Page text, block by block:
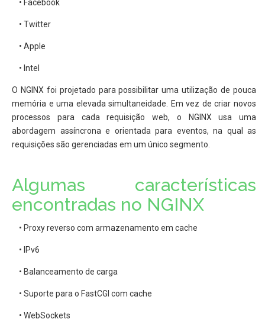
• Facebook
• Twitter
• Apple
• Intel
O NGINX foi projetado para possibilitar uma utilização de pouca
memória e uma elevada simultaneidade. Em vez de criar novos
processos para cada requisição web, o NGINX usa uma
abordagem assíncrona e orientada para eventos, na qual as
requisições são gerenciadas em um único segmento.
Algumas características
encontradas no NGINX
• Proxy reverso com armazenamento em cache
• IPv6
• Balanceamento de carga
• Suporte para o FastCGI com cache
• WebSockets